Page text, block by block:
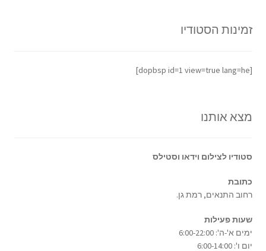
זמינות הסטודיו
[dopbsp id=1 view=true lang=he]
מצא אותנו
סטודיו לצילום וידאו וסטילס
כתובת
רחוב התנאים, רמת גן.
שעות פעילות
ימים א'-ה': 6:00-22:00
יום ו': 6:00-14:00